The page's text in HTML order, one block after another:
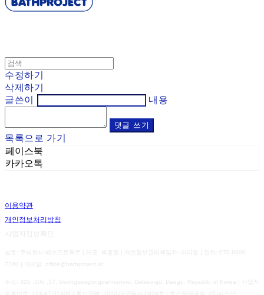
수정하기
삭제하기
글쓴이
내용
댓글 쓰기
목록으로 가기
페이스북
카카오톡
이용약관
개인정보처리방침
사업자정보확인
상호: 주식회사 배쓰프로젝트 | 대표: 박종원 | 개인정보관리책임자: 이다정 | 전화: 070-8800-
7700 | 이메일: office@bathproject.kr
주소: 305 ,306 ,37, Seongseogongdannam-ro, Dalseo-gu, Daegu, Republic of Korea | 사업자
193-87-01409 2020-대구달서-0928호 | 호스팅제공자: (주)식스샵